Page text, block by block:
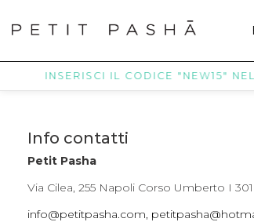
INSERISCI IL CODICE "NEW15"
Info contatti
Petit Pasha
Via Cilea, 255 Napoli Corso Umberto I
info@petitpasha.com,